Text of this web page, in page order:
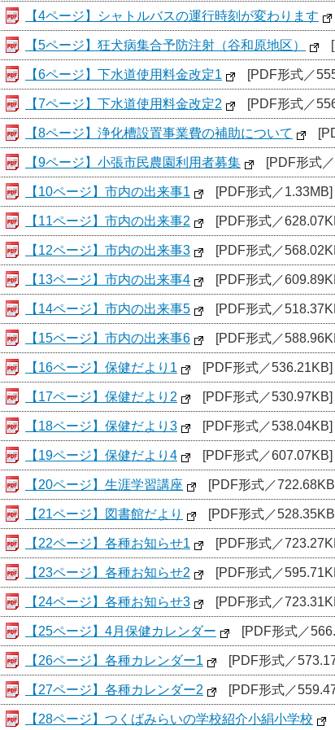
【4ページ】シャトルバスの運行時刻が変わります
【5ページ】狂犬病集合予防注射（谷和原地区）
【6ページ】下水道使用料金改定1 [PDF形式／
【7ページ】下水道使用料金改定2 [PDF形式／
【8ページ】浄化槽設置事業費の補助について
【9ページ】小張市民農園利用者募集 [PDF形式
【10ページ】市内の出来事1 [PDF形式／1.33MB]
【11ページ】市内の出来事2 [PDF形式／
【12ページ】市内の出来事3 [PDF形式／
【13ページ】市内の出来事4 [PDF形式／
【14ページ】市内の出来事5 [PDF形式／
【15ページ】市内の出来事6 [PDF形式／
【16ページ】保健だより1 [PDF形式／536.21KB]
【17ページ】保健だより2 [PDF形式／530.97KB]
【18ページ】保健だより3 [PDF形式／538.04KB]
【19ページ】保健だより4 [PDF形式／607.07KB]
【20ページ】生涯学習講座 [PDF形式／
【21ページ】図書館だより [PDF形式／
【22ページ】各種お知らせ1 [PDF形式／
【23ページ】各種お知らせ2 [PDF形式／
【24ページ】各種お知らせ3 [PDF形式／
【25ページ】4月保健カレンダー [PDF形式／
【26ページ】各種カレンダー1 [PDF形式／
【27ページ】各種カレンダー2 [PDF形式／
【28ページ】つくばみらいの学校紹介小絹小学校